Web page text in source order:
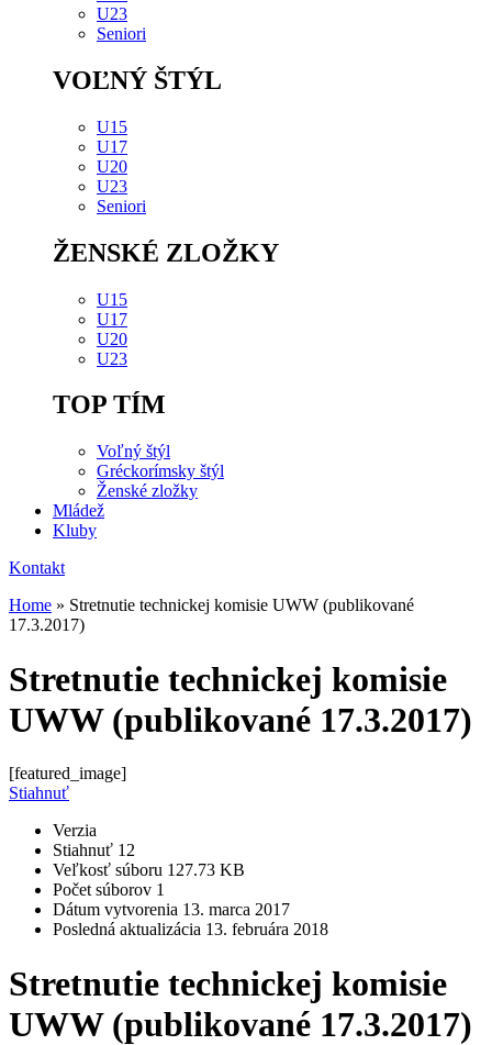
U23
Seniori
VOĽNÝ ŠTÝL
U15
U17
U20
U23
Seniori
ŽENSKÉ ZLOŽKY
U15
U17
U20
U23
TOP TÍM
Voľný štýl
Gréckorímsky štýl
Ženské zložky
Mládež
Kluby
Kontakt
Home » Stretnutie technickej komisie UWW (publikované
17.3.2017)
Stretnutie technickej komisie
UWW (publikované 17.3.2017)
[featured_image]
Stiahnuť
Verzia
Stiahnuť 12
Veľkosť súboru 127.73 KB
Počet súborov 1
Dátum vytvorenia 13. marca 2017
Posledná aktualizácia 13. februára 2018
Stretnutie technickej komisie
UWW (publikované 17.3.2017)